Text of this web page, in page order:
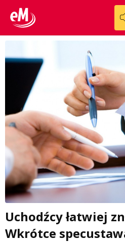
Uchodźcy łatwiej
Wkrótce